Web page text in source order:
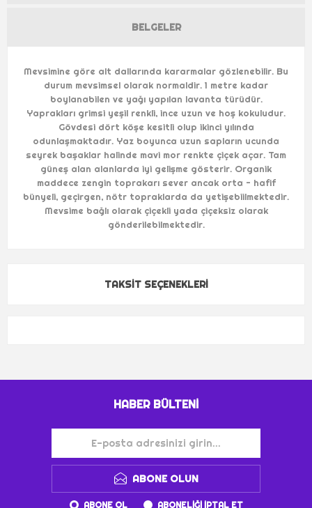
BELGELER
Mevsimine göre alt dallarında kararmalar gözlenebilir. Bu
durum mevsimsel olarak normaldir. 1 metre kadar
boylanabilen ve yağı yapılan lavanta türüdür.
Yaprakları grimsi yeşil renkli, ince uzun ve hoş kokuludur.
Gövdesi dört köşe kesitli olup ikinci yılında
odunlaşmaktadır. Yaz boyunca uzun sapların ucunda
seyrek başaklar halinde mavi mor renkte çiçek açar. Tam
güneş alan alanlarda iyi gelişme gösterir. Organik
maddece zengin toprakarı sever ancak orta - hafif
bünyeli, geçirgen, nötr topraklarda da yetişebiilmektedir.
Mevsime bağlı olarak çiçekli yada çiçeksiz olarak
gönderilebilmektedir.
TAKSIT SEÇENEKLERI
HABER BÜLTENI
ABONE OLUN
ABONE OL ABONELIĞI IPTAL ET